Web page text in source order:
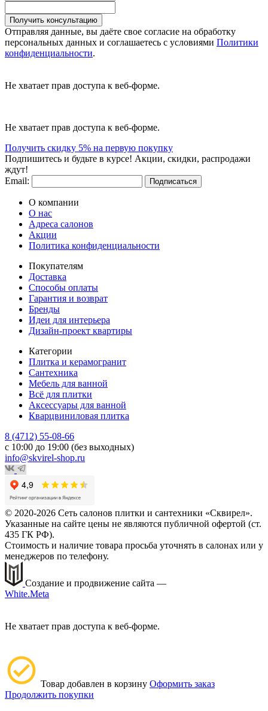
Получить консультацию
Отправляя данные, вы даёте свое согласие на обработку
персональных данных и соглашаетесь с условиями Политики
конфиденциальности.
Не хватает прав доступа к веб-форме.
Не хватает прав доступа к веб-форме.
Получить скидку 5% на первую покупку
Подпишитесь и будьте в курсе! Акции, скидки, распродажи
ждут!
Email:
Подписаться
О компании
О нас
Адреса салонов
Акции
Политика конфиденциальности
Покупателям
Доставка
Способы оплаты
Гарантия и возврат
Бренды
Идеи для интерьера
Дизайн-проект квартиры
Категории
Плитка и керамогранит
Сантехника
Мебель для ванной
Всё для плитки
Аксессуары для ванной
Кварцвиниловая плитка
8 (4712) 55-08-66
с 10:00 до 19:00 (без выходных)
info@skvirel-shop.ru
© 2020-2026 Сеть салонов плитки и сантехники «Сквирел».
Указанные на сайте цены не являются публичной офертой (ст.
435 ГК РФ).
Стоимость и наличие товара просьба уточнять в салонах или у
менеджеров по телефону.
Создание и продвижение сайта —
White.Meta
Не хватает прав доступа к веб-форме.
Товар добавлен в корзину Оформить заказ
Продолжить покупки